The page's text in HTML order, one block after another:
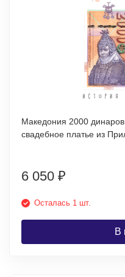
Македония 2000
свадебное платье из
6 050 ₽
Осталась 1 шт.
В